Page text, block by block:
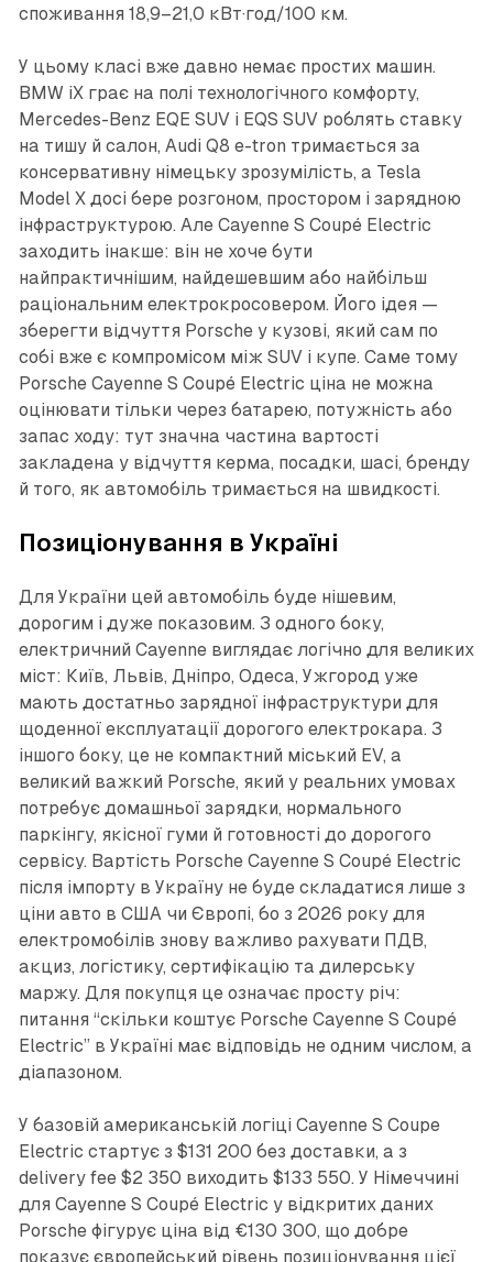
споживання 18,9–21,0 кВт·год/100 км.
У цьому класі вже давно немає простих машин.
BMW iX грає на полі технологічного комфорту,
Mercedes-Benz EQE SUV і EQS SUV роблять ставку
на тишу й салон, Audi Q8 e-tron тримається за
консервативну німецьку зрозумілість, а Tesla
Model X досі бере розгоном, простором і зарядною
інфраструктурою. Але Cayenne S Coupé Electric
заходить інакше: він не хоче бути
найпрактичнішим, найдешевшим або найбільш
раціональним електрокросовером. Його ідея —
зберегти відчуття Porsche у кузові, який сам по
собі вже є компромісом між SUV і купе. Саме тому
Porsche Cayenne S Coupé Electric ціна не можна
оцінювати тільки через батарею, потужність або
запас ходу: тут значна частина вартості
закладена у відчуття керма, посадки, шасі, бренду
й того, як автомобіль тримається на швидкості.
Позиціонування в Україні
Для України цей автомобіль буде нішевим,
дорогим і дуже показовим. З одного боку,
електричний Cayenne виглядає логічно для великих
міст: Київ, Львів, Дніпро, Одеса, Ужгород уже
мають достатньо зарядної інфраструктури для
щоденної експлуатації дорогого електрокара. З
іншого боку, це не компактний міський EV, а
великий важкий Porsche, який у реальних умовах
потребує домашньої зарядки, нормального
паркінгу, якісної гуми й готовності до дорогого
сервісу. Вартість Porsche Cayenne S Coupé Electric
після імпорту в Україну не буде складатися лише з
ціни авто в США чи Європі, бо з 2026 року для
електромобілів знову важливо рахувати ПДВ,
акциз, логістику, сертифікацію та дилерську
маржу. Для покупця це означає просту річ:
питання “скільки коштує Porsche Cayenne S Coupé
Electric” в Україні має відповідь не одним числом, а
діапазоном.
У базовій американській логіці Cayenne S Coupe
Electric стартує з $131 200 без доставки, а з
delivery fee $2 350 виходить $133 550. У Німеччині
для Cayenne S Coupé Electric у відкритих даних
Porsche фігурує ціна від €130 300, що добре
показує європейський рівень позиціонування цієї